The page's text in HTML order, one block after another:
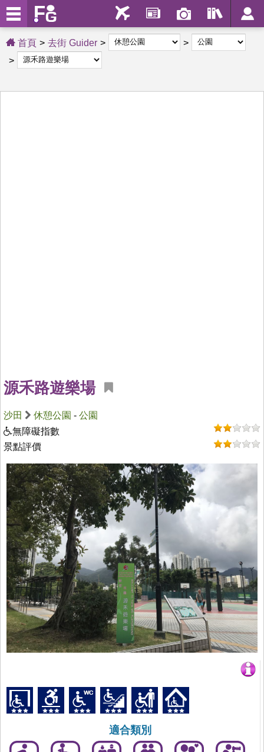
首頁 去街 Guider
源禾路遊樂場
沙田 休憩公園 - 公園
無障礙指數
景點評價
適合類別